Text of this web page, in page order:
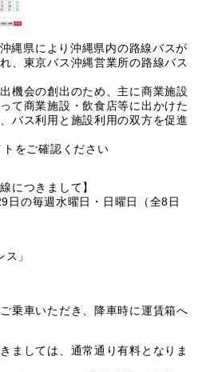
縄県により沖縄県内の路線バスが
、東京バス沖縄営業所の路線バス
機会の創出のため、主に商業施設
て商業施設・飲食店等に出かけた
バス利用と施設利用の双方を促進
をご確認ください
につきまして】
日の毎週水曜日・日曜日（全8日
」
乗車いただき、降車時に運賃箱へ
ましては、通常通り有料となりま